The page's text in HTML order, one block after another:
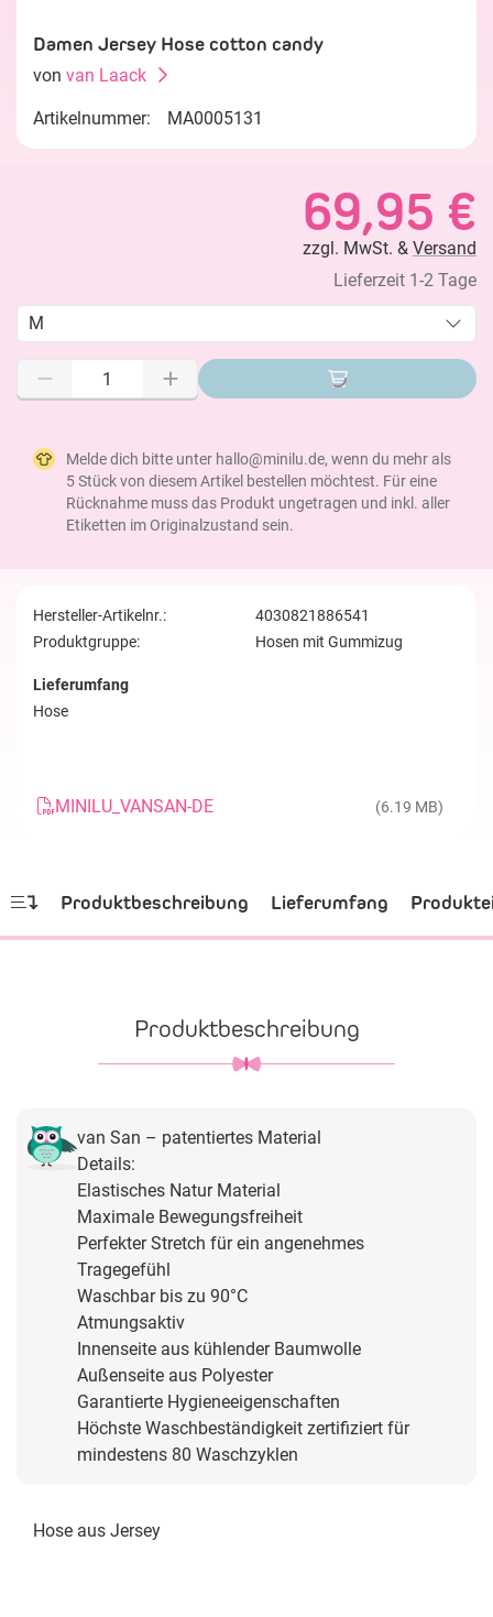
Damen Jersey Hose cotton candy
von van Laack
Artikelnummer: MA0005131
69,95 €
zzgl. MwSt. & Versand
Lieferzeit 1-2 Tage
M
Melde dich bitte unter hallo@minilu.de, wenn du mehr als
5 Stück von diesem Artikel bestellen möchtest. Für eine
Rücknahme muss das Produkt ungetragen und inkl. aller
Etiketten im Originalzustand sein.
Hersteller-Artikelnr.:
4030821886541
Produktgruppe:
Hosen mit Gummizug
Lieferumfang
Hose
MINILU_VANSAN-DE (6.19 MB)
Produktbeschreibung Lieferumfang
Produktbeschreibung
van San – patentiertes Material
Details:
Elastisches Natur Material
Maximale Bewegungsfreiheit
Perfekter Stretch für ein angenehmes
Tragegefühl
Waschbar bis zu 90°C
Atmungsaktiv
Innenseite aus kühlender Baumwolle
Außenseite aus Polyester
Garantierte Hygieneeigenschaften
Höchste Waschbeständigkeit zertifiziert für
mindestens 80 Waschzyklen
Hose aus Jersey